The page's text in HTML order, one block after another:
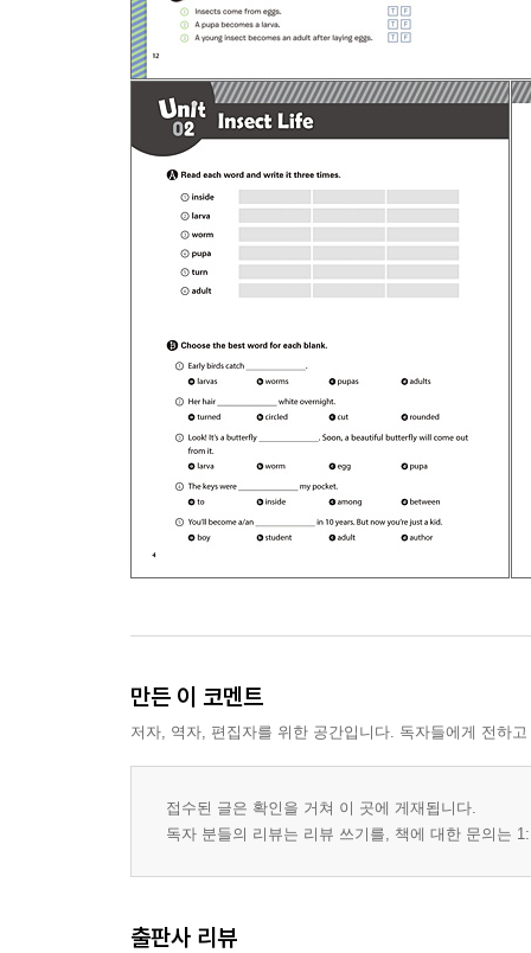
만든 이 코멘트
저자, 역자, 편집자를 위한 공간입니다. 독자들에게 전하
접수된 글은 확인을 거쳐 이 곳에 게재됩니다.
독자 분들의 리뷰는 리뷰 쓰기를, 책에 대한 문의는
출판사 리뷰